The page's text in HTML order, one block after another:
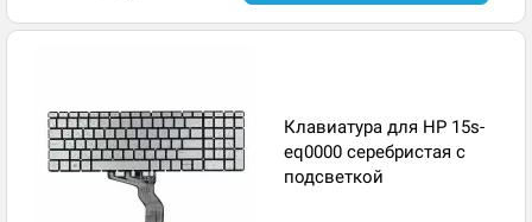
Клавиатура для HP 15s-
eq0000 серебристая с
подсветкой